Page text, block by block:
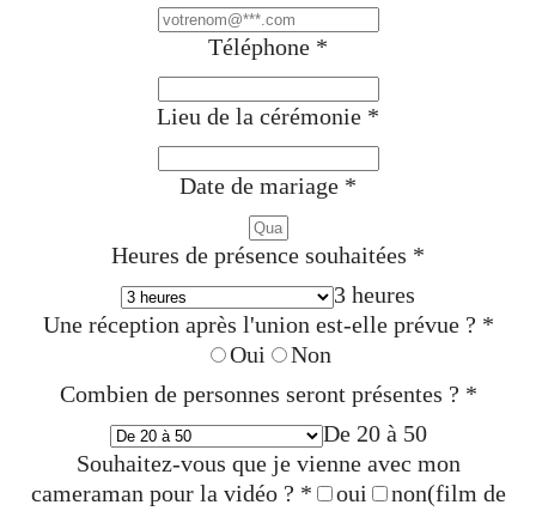
Téléphone *
Lieu de la cérémonie *
Date de mariage *
Heures de présence souhaitées *
3 heures
Une réception après l'union est-elle prévue ? *
Oui
Non
Combien de personnes seront présentes ? *
De 20 à 50
Souhaitez-vous que je vienne avec mon
cameraman pour la vidéo ? * oui non(film de